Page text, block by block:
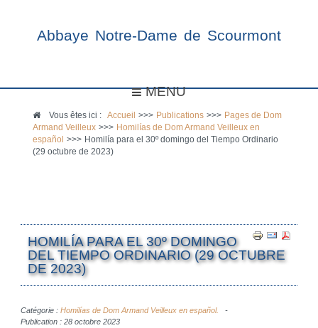
Abbaye Notre-Dame de Scourmont
MENU
Vous êtes ici :Accueil >>> Publications >>> Pages de Dom
Armand Veilleux >>> Homilías de Dom Armand Veilleux en
español
>>> Homilía para el 30º domingo del Tiempo Ordinario
(29 octubre de 2023)
HOMILÍA PARA EL 30º DOMINGO
DEL TIEMPO ORDINARIO (29 OCTUBRE
DE 2023)
Catégorie : Homilías de Dom Armand Veilleux en español.
Publication : 28 octobre 2023